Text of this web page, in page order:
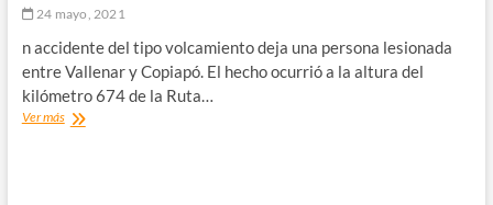
viven
entornos
urbanos
críticos
24 mayo, 2021
n accidente del tipo volcamiento deja una persona lesionada
entre Vallenar y Copiapó. El hecho ocurrió a la altura del
kilómetro 674 de la Ruta…
Ver másVolcamiento